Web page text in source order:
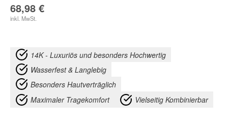
68,98 €
inkl. MwSt.
14K - Luxuriös und besonders Hochwertig
Wasserfest & Langlebig
Besonders Hautverträglich
Maximaler Tragekomfort
Vielseitig Kombinierbar